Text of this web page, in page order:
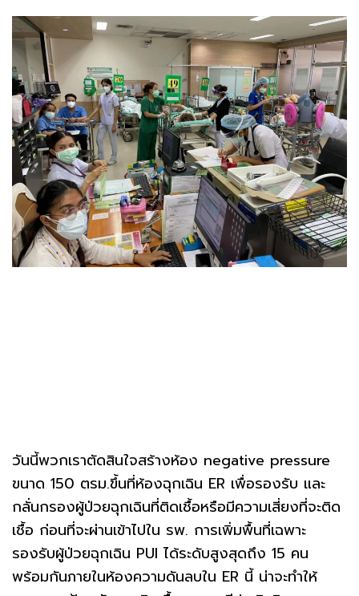
วันนี้พวกเราตัดสินใจสร้างห้อง negative pressure
ขนาด 150 ตรม.ขึ้นที่ห้องฉุกเฉิน ER เพื่อรองรับ และ
กลั่นกรองผู้ป่วยฉุกเฉินที่ติดเชื้อหรือมีความเสี่ยงที่จะติด
เชื้อ ก่อนที่จะผ่านเข้าไปใน รพ. การเพิ่มพื้นที่เฉพาะ
รองรับผู้ป่วยฉุกเฉิน PUI ได้ระดับสูงสุดถึง 15 คน
พร้อมกันภายในห้องความดันลบใน ER นี้ น่าจะทำให้